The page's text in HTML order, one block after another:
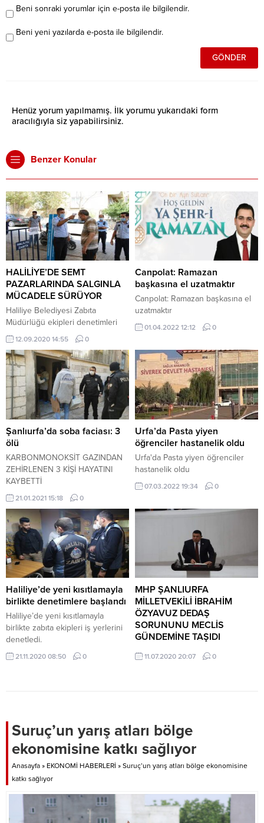
Beni sonraki yorumlar için e-posta ile bilgilendir.
Beni yeni yazılarda e-posta ile bilgilendir.
Henüz yorum yapılmamış. İlk yorumu yukarıdaki form
aracılığıyla siz yapabilirsiniz.
Benzer Konular
HALİLİYE’DE SEMT
PAZARLARINDA SALGINLA
MÜCADELE SÜRÜYOR
Haliliye Belediyesi Zabıta
Müdürlüğü ekipleri denetimleri
aralıksız sürdürüyor. Bu
kapsamda ekipler ilçede kurulan
semt pazarlarında salgından
korunma çerçevesinde maske,
sosyal mesafe ve hijyen
kontrolleri yaparken, ürünlerin
fiyat etiketleri de denetlendi.
12.09.2020 14:55 0
Canpolat: Ramazan
başkasına el uzatmaktır
Canpolat: Ramazan başkasına el
uzatmaktır
01.04.2022 12:12 0
Şanlıurfa’da soba faciası: 3
ölü
KARBONMONOKSİT GAZINDAN
ZEHİRLENEN 3 KİŞİ HAYATINI
KAYBETTİ
21.01.2021 15:18 0
Urfa’da Pasta yiyen
öğrenciler hastanelik oldu
Urfa'da Pasta yiyen öğrenciler
hastanelik oldu
07.03.2022 19:34 0
Haliliye’de yeni kısıtlamayla
birlikte denetimlere başlandı
Haliliye’de yeni kısıtlamayla
birlikte zabıta ekipleri iş yerlerini
denetledi.
21.11.2020 08:50 0
MHP ŞANLIURFA
MİLLETVEKİLİ İBRAHİM
ÖZYAVUZ DEDAŞ
SORUNUNU MECLİS
GÜNDEMİNE TAŞIDI
MHP ŞANLIURFA MİLLETVEKİLİ
İBRAHİM ÖZYAVUZ DEDAŞ
önce çözüme kavuşması için
Bugün Meclis’te söz hakkı alan
Şanlıurfa MHP Milletvekili İbrahim
ÖZYAVUZ yaşanan sorunları
uygulanması ve çiftçinin
mağduriyetinin giderilmesi için
çözüm önerisi...
11.07.2020 20:07 0
Suruç’un yarış atları bölge
ekonomisine katkı sağlıyor
Anasayfa » EKONOMİ HABERLERİ » Suruç’un yarış atları bölge ekonomisine
katkı sağlıyor